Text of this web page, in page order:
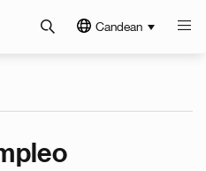
Candean